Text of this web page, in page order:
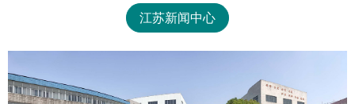
江苏新闻中心